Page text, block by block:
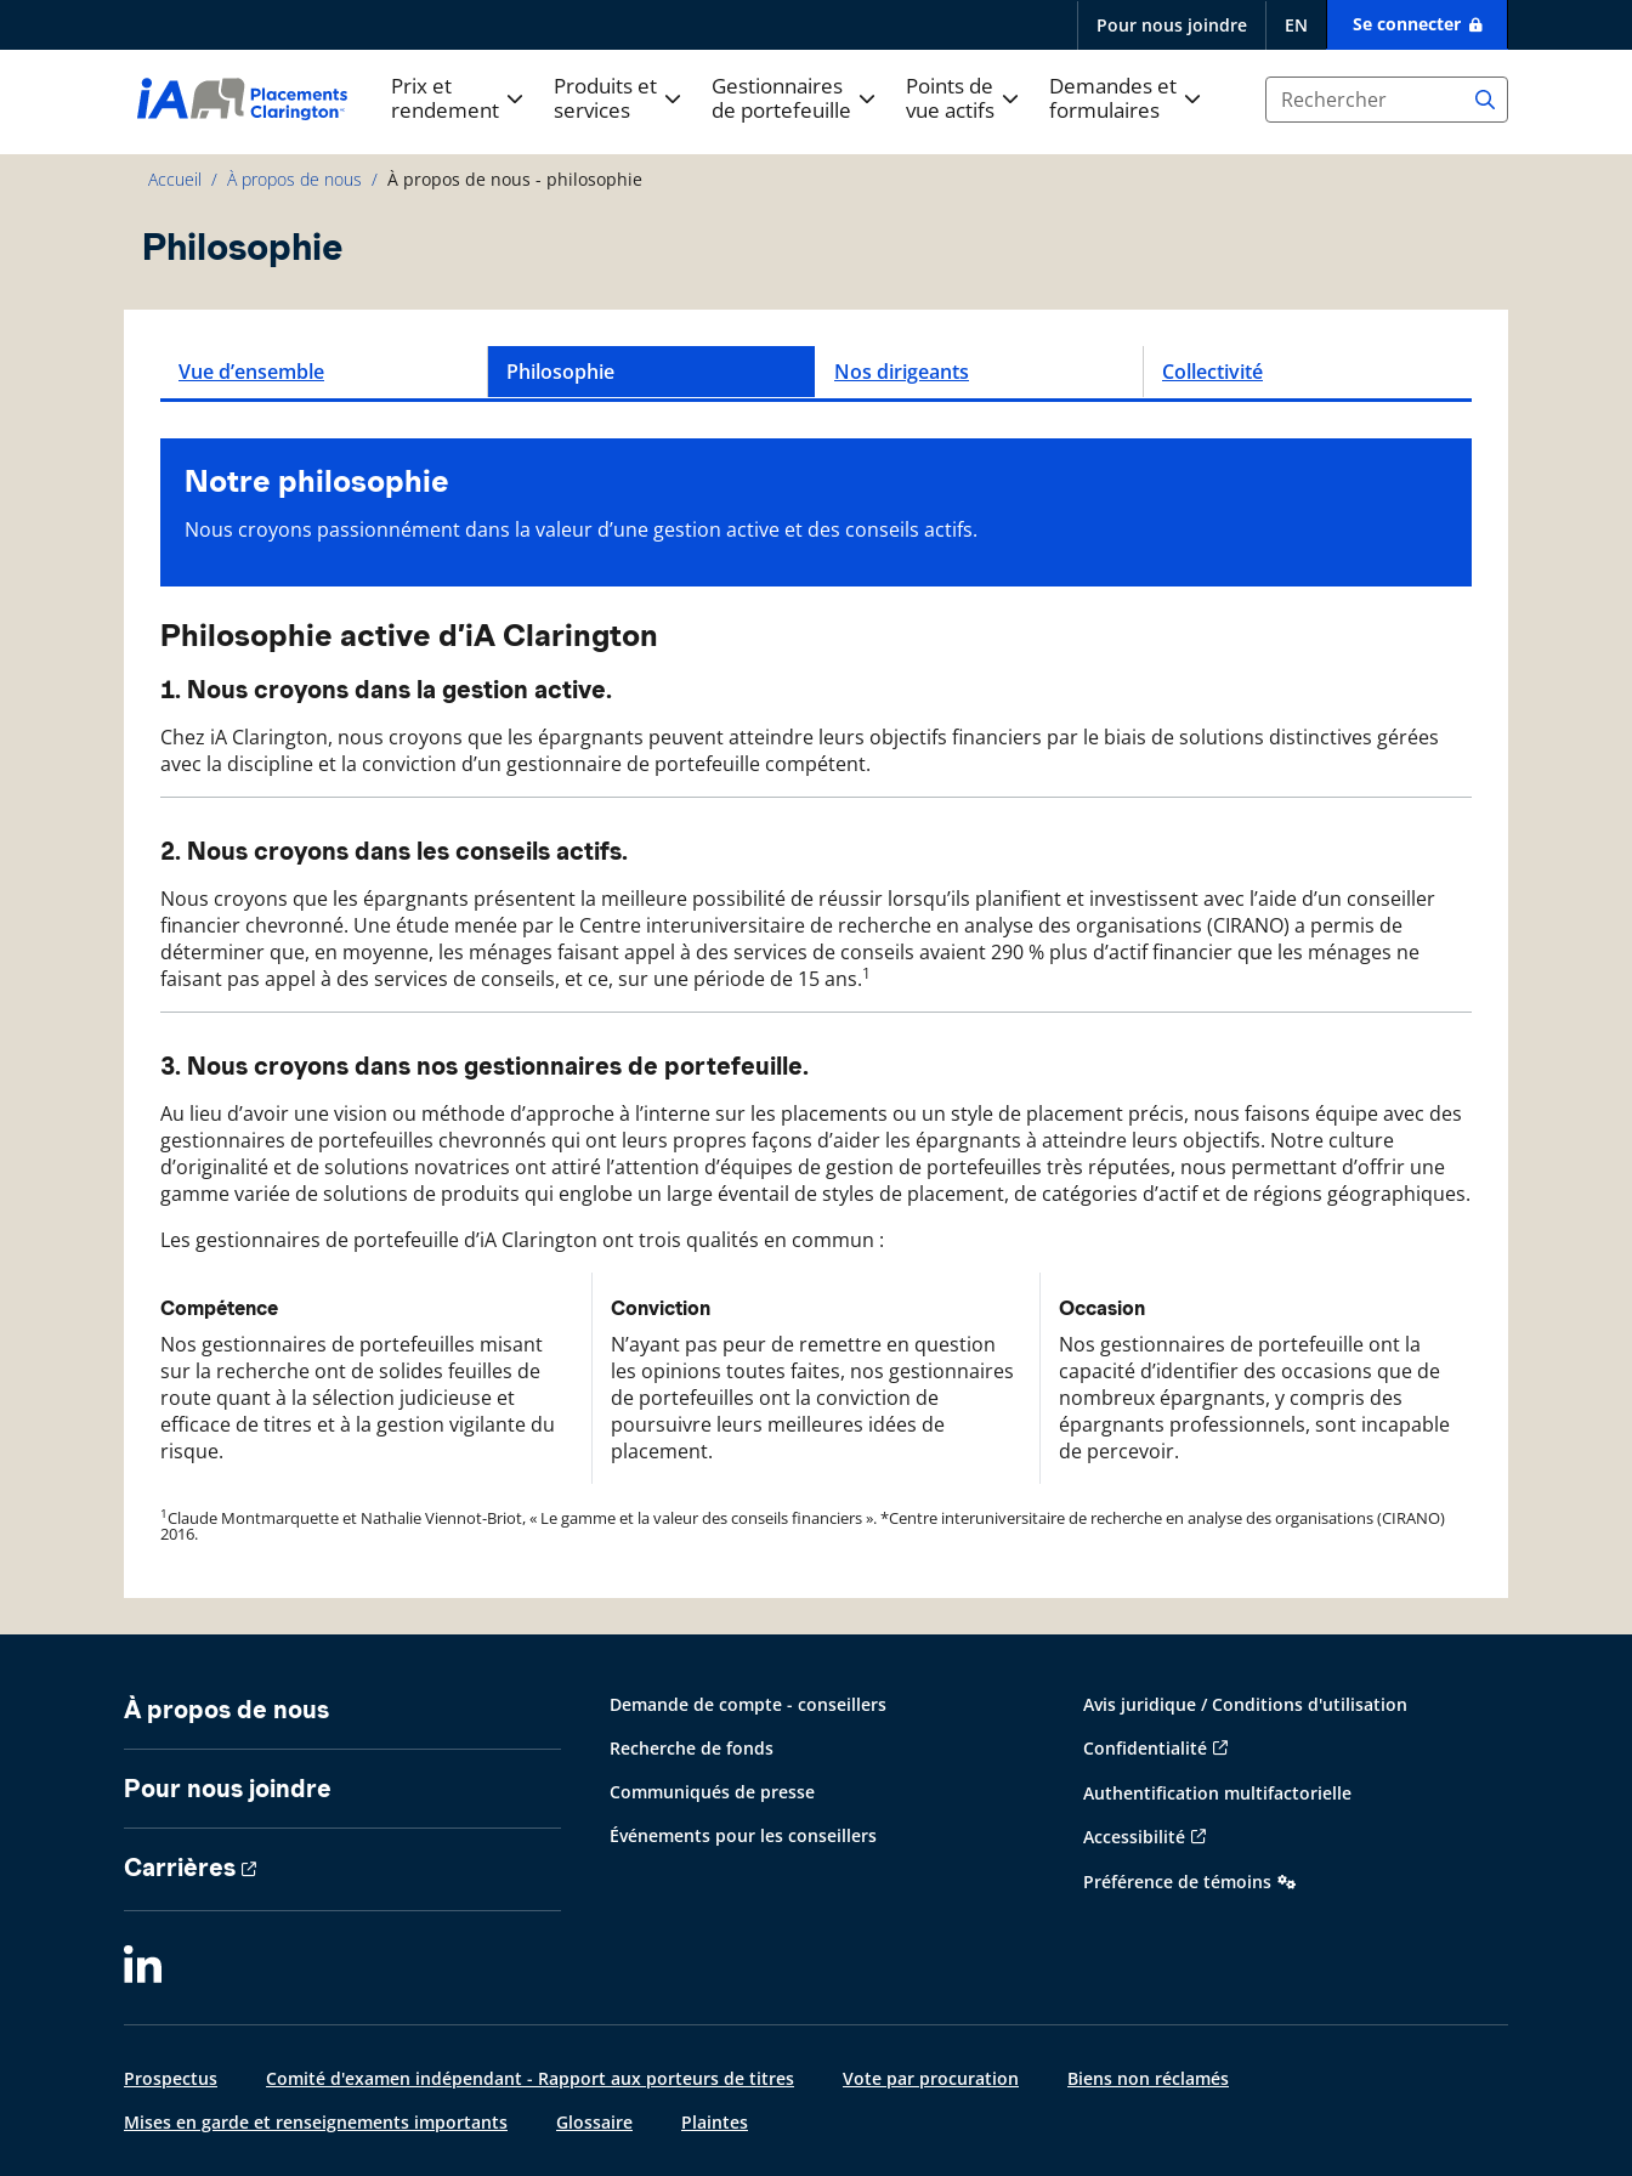
Pour nous joindre EN Se connecter
Prix et
rendement
Produits et
services
Gestionnaires
de portefeuille
Points de
vue actifs
Demandes et
formulaires
Accueil À propos de nous À propos de nous - philosophie
Philosophie
Vue d’ensemble Philosophie Nos dirigeants Collectivité
Notre philosophie
Nous croyons passionnément dans la valeur d’une gestion active et des conseils actifs.
Philosophie active d’iA Clarington
1. Nous croyons dans la gestion active.
Chez iA Clarington, nous croyons que les épargnants peuvent atteindre leurs objectifs financiers par le biais de solutions distinctives gérées
avec la discipline et la conviction d’un gestionnaire de portefeuille compétent.
2. Nous croyons dans les conseils actifs.
Nous croyons que les épargnants présentent la meilleure possibilité de réussir lorsqu’ils planifient et investissent avec l’aide d’un conseiller
financier chevronné. Une étude menée par le Centre interuniversitaire de recherche en analyse des organisations (CIRANO) a permis de
déterminer que, en moyenne, les ménages faisant appel à des services de conseils avaient 290 % plus d’actif financier que les ménages ne
faisant pas appel à des services de conseils, et ce, sur une période de 15 ans.1
3. Nous croyons dans nos gestionnaires de portefeuille.
Au lieu d’avoir une vision ou méthode d’approche à l’interne sur les placements ou un style de placement précis, nous faisons équipe avec des
gestionnaires de portefeuilles chevronnés qui ont leurs propres façons d’aider les épargnants à atteindre leurs objectifs. Notre culture
d’originalité et de solutions novatrices ont attiré l’attention d’équipes de gestion de portefeuilles très réputées, nous permettant d’offrir une
gamme variée de solutions de produits qui englobe un large éventail de styles de placement, de catégories d’actif et de régions géographiques.
Les gestionnaires de portefeuille d’iA Clarington ont trois qualités en commun :
Compétence
Nos gestionnaires de portefeuilles misant
sur la recherche ont de solides feuilles de
route quant à la sélection judicieuse et
efficace de titres et à la gestion vigilante du
risque.
Conviction
N’ayant pas peur de remettre en question
les opinions toutes faites, nos gestionnaires
de portefeuilles ont la conviction de
poursuivre leurs meilleures idées de
placement.
Occasion
Nos gestionnaires de portefeuille ont la
capacité d’identifier des occasions que de
nombreux épargnants, y compris des
épargnants professionnels, sont incapable
de percevoir.
1Claude Montmarquette et Nathalie Viennot-Briot, « Le gamme et la valeur des conseils financiers ». *Centre interuniversitaire de recherche en analyse des organisations (CIRANO)
2016.
À propos de nous
Pour nous joindre
Carrières
Demande de compte - conseillers
Recherche de fonds
Communiqués de presse
Événements pour les conseillers
Avis juridique / Conditions d'utilisation
Confidentialité
Authentification multifactorielle
Accessibilité
Préférence de témoins
Prospectus Comité d'examen indépendant - Rapport aux porteurs de titres Vote par procuration
Biens non réclamés
Mises en garde et renseignements importants
Glossaire Plaintes